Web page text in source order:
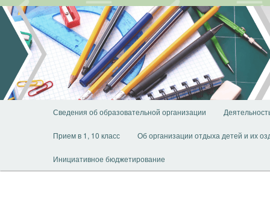
Перейти
основному
содержимому
Сведения об образовательной организации
Прием в 1, 10 класс Об организации отдыха детей и их
Инициативное бюджетирование